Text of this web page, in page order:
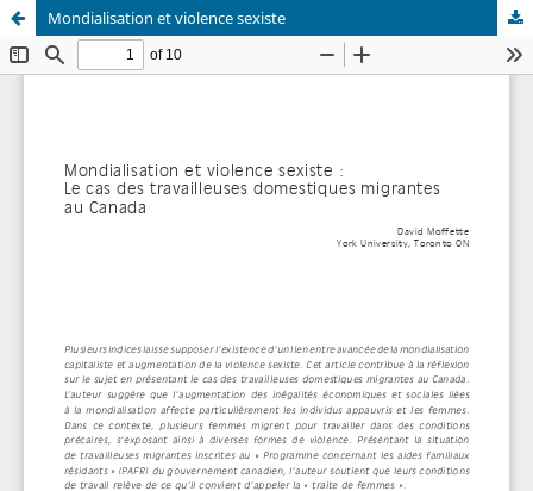
Mondialisation et violence sexiste